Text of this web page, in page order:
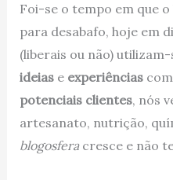
Foi-se o tempo em que
para desabafo, hoje em
(liberais ou não)
ideiase experiênciascom
potenciais clientes, nós
artesanato, nutrição,
blogosferacresce e não